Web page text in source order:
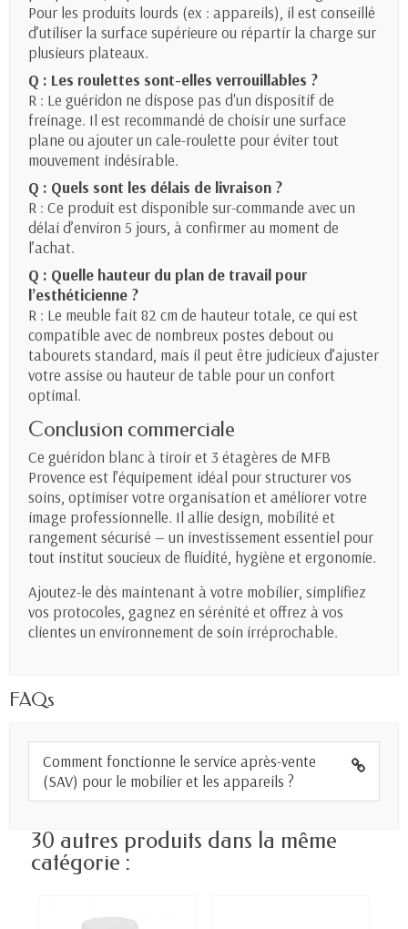
Pour les produits lourds (ex : appareils), il est conseillé
d’utiliser la surface supérieure ou répartir la charge sur
plusieurs plateaux.
Q : Les roulettes sont-elles verrouillables ?
R : Le guéridon ne dispose pas d'un dispositif de
freinage. Il est recommandé de choisir une surface
plane ou ajouter un cale-roulette pour éviter tout
mouvement indésirable.
Q : Quels sont les délais de livraison ?
R : Ce produit est disponible sur-commande avec un
délai d’environ 5 jours, à confirmer au moment de
l’achat.
Q : Quelle hauteur du plan de travail pour
l’esthéticienne ?
R : Le meuble fait 82 cm de hauteur totale, ce qui est
compatible avec de nombreux postes debout ou
tabourets standard, mais il peut être judicieux d’ajuster
votre assise ou hauteur de table pour un confort
optimal.
Conclusion commerciale
Ce guéridon blanc à tiroir et 3 étagères de MFB
Provence est l’équipement idéal pour structurer vos
soins, optimiser votre organisation et améliorer votre
image professionnelle. Il allie design, mobilité et
rangement sécurisé — un investissement essentiel pour
tout institut soucieux de fluidité, hygiène et ergonomie.
Ajoutez-le dès maintenant à votre mobilier, simplifiez
vos protocoles, gagnez en sérénité et offrez à vos
clientes un environnement de soin irréprochable.
FAQs
Comment fonctionne le service après-vente
(SAV) pour le mobilier et les appareils ?
30 autres produits dans la même
catégorie :